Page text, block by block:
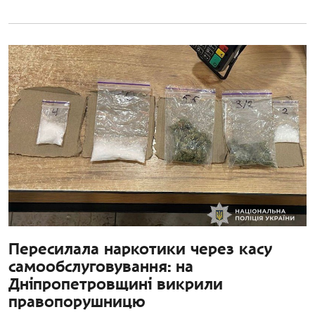
Пересилала наркотики через касу
самообслуговування: на
Дніпропетровщині викрили
правопорушницю